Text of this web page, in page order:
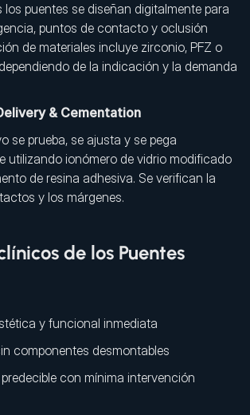
los puentes se diseñan digitalmente para
puntos de contacto y oclusión
de materiales incluye zirconio, PFZ o
de la indicación y la demanda
& Cementation
se prueba, se ajusta y se pega
utilizando ionómero de vidrio modificado
de resina adhesiva. Se verifican la
y los márgenes.
de los Puentes
y funcional inmediata
componentes desmontables
con mínima intervención